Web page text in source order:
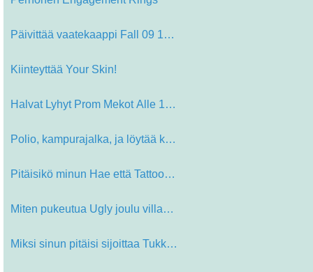
Päivittää vaatekaappi Fall 09 10…
Kiinteyttää Your Skin!
Halvat Lyhyt Prom Mekot Alle 100 do…
Polio, kampurajalka, ja löytää k…
Pitäisikö minun Hae että Tattoo?…
Miten pukeutua Ugly joulu villapait…
Miksi sinun pitäisi sijoittaa Tukk…